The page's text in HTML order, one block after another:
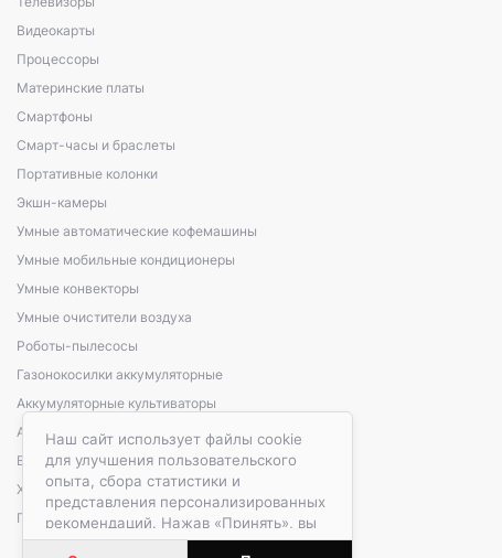
Наш сайт использует файлы cookie
для улучшения пользовательского
опыта, сбора статистики и
представления персонализированных
рекомендаций. Нажав «Принять», вы
даете согласие на обработку файлов
Видеокарты
Процессоры
Материнские платы
Смартфоны
Смарт-часы и браслеты
Портативные колонки
Экшн-камеры
Умные автоматические кофемашины
Умные мобильные кондиционеры
Умные конвекторы
Умные очистители воздуха
Роботы-пылесосы
Газонокосилки аккумуляторные
Аккумуляторные культиваторы
Аккумуляторные кусторезы, сучкорезы
Варочные панели электрические
Холодильники автомобильные
Портативные зарядные станции